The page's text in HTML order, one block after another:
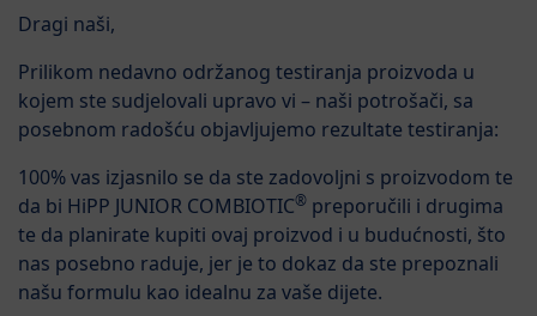
Dragi naši,
Prilikom nedavno održanog testiranja proizvoda u
kojem ste sudjelovali upravo vi – naši potrošači, sa
posebnom radošću objavljujemo rezultate testiranja:
100% vas izjasnilo se da ste zadovoljni s proizvodom te
da bi HiPP JUNIOR COMBIOTIC® preporučili i drugima
te da planirate kupiti ovaj proizvod i u budućnosti, što
nas posebno raduje, jer je to dokaz da ste prepoznali
našu formulu kao idealnu za vaše dijete.